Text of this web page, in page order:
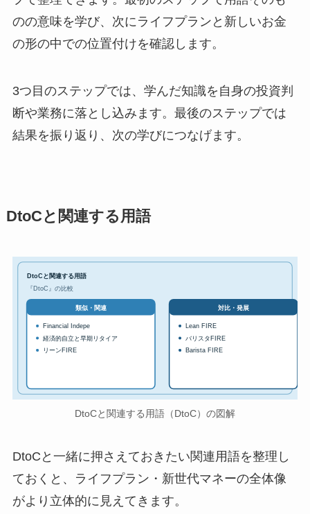
のの意味を学び、次にライフプランと新しいお金
の形の中での位置付けを確認します。
3つ目のステップでは、学んだ知識を自身の投資判
断や業務に落とし込みます。最後のステップでは
結果を振り返り、次の学びにつなげます。
DtoCと関連する用語
DtoCと関連する用語
『DtoC』の比較
類似・関連
Financial Indepe
経済的自立と早期リタイア
リーンFIRE
対比・発展
Lean FIRE
バリスタFIRE
Barista FIRE
DtoCと関連する用語（DtoC）の図解
DtoCと一緒に押さえておきたい関連用語を整理し
ておくと、ライフプラン・新世代マネーの全体像
がより立体的に見えてきます。